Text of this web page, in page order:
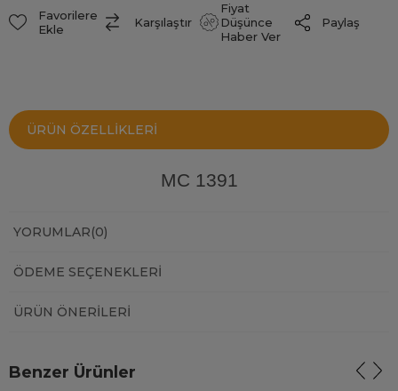
Favorilere
Ekle
Karşılaştır
Fiyat
Düşünce
Haber Ver
Paylaş
ÜRÜN ÖZELLIKLERI
MC 1391
YORUMLAR(0)
ÖDEME SEÇENEKLERI
ÜRÜN ÖNERILERI
Benzer Ürünler